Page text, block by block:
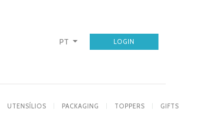
PT LOGIN
UTENSÍLIOS PACKAGING TOPPERS GIFTS